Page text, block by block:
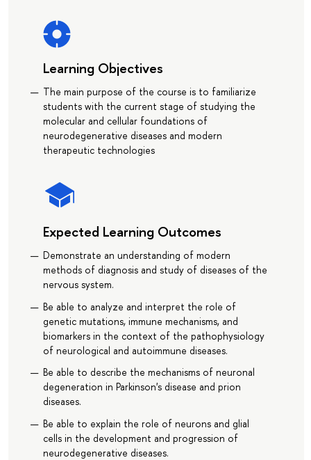
Learning Objectives
The main purpose of the course is to familiarize
students with the current stage of studying the
molecular and cellular foundations of
neurodegenerative diseases and modern
therapeutic technologies
Expected Learning Outcomes
Demonstrate an understanding of modern
methods of diagnosis and study of diseases of the
nervous system.
Be able to analyze and interpret the role of
genetic mutations, immune mechanisms, and
biomarkers in the context of the pathophysiology
of neurological and autoimmune diseases.
Be able to describe the mechanisms of neuronal
degeneration in Parkinson's disease and prion
diseases.
Be able to explain the role of neurons and glial
cells in the development and progression of
neurodegenerative diseases.